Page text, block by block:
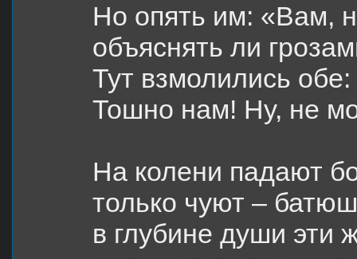
Но опять им: «Вам,
объяснять ли
Тут взмолились
Тошно нам! Ну, не
На колени падают
только чуют –
в глубине души эти